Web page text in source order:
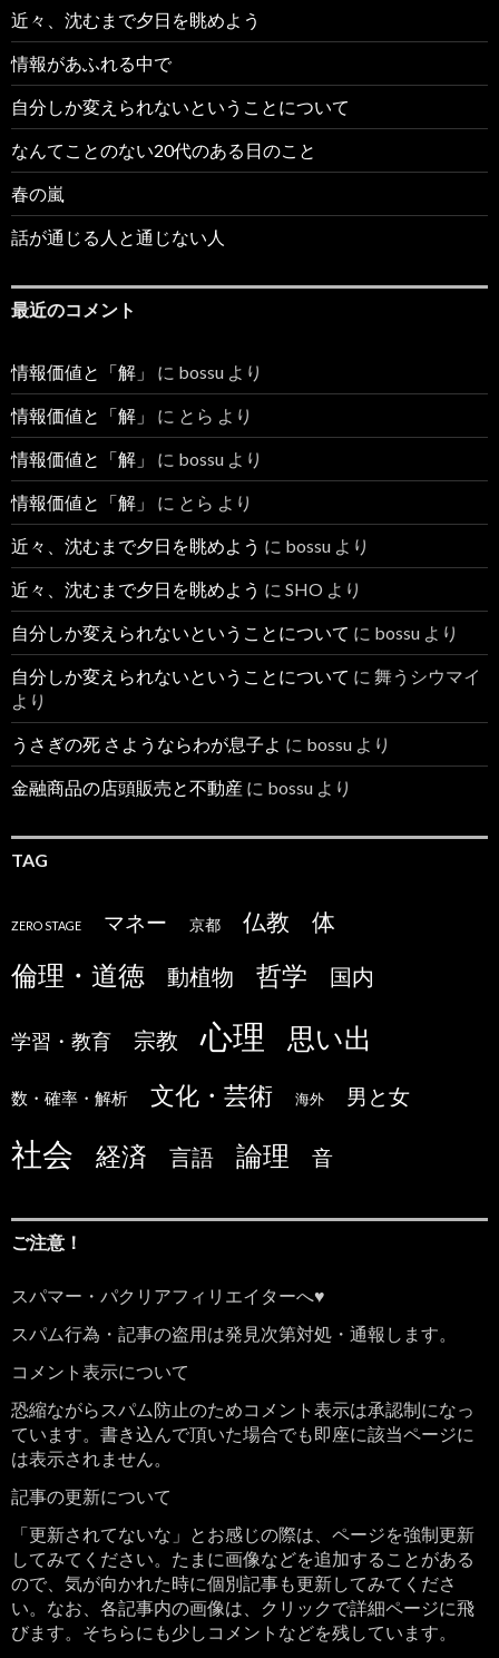
近々、沈むまで夕日を眺めよう
情報があふれる中で
自分しか変えられないということについて
なんてことのない20代のある日のこと
春の嵐
話が通じる人と通じない人
最近のコメント
情報価値と「解」 に bossu より
情報価値と「解」 に とら より
情報価値と「解」 に bossu より
情報価値と「解」 に とら より
近々、沈むまで夕日を眺めよう に bossu より
近々、沈むまで夕日を眺めよう に SHO より
自分しか変えられないということについて に bossu より
自分しか変えられないということについて に 舞うシウマイ
より
うさぎの死 さようならわが息子よ に bossu より
金融商品の店頭販売と不動産 に bossu より
TAG
ZERO STAGE マネー 京都 仏教 体
倫理・道徳 動植物 哲学 国内
学習・教育 宗教 心理 思い出
数・確率・解析 文化・芸術 海外 男と女
社会 経済 言語 論理 音
ご注意！
スパマー・パクリアフィリエイターへ♥
スパム行為・記事の盗用は発見次第対処・通報します。
コメント表示について
恐縮ながらスパム防止のためコメント表示は承認制になっ
ています。書き込んで頂いた場合でも即座に該当ページに
は表示されません。
記事の更新について
「更新されてないな」とお感じの際は、ページを強制更新
してみてください。たまに画像などを追加することがある
ので、気が向かれた時に個別記事も更新してみてくださ
い。なお、各記事内の画像は、クリックで詳細ページに飛
びます。そちらにも少しコメントなどを残しています。